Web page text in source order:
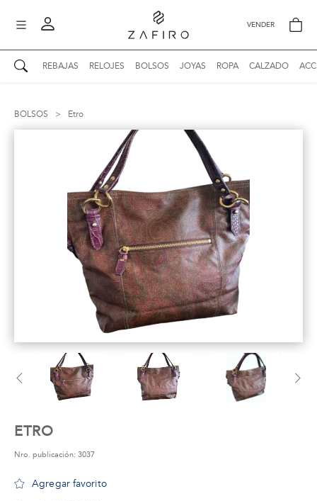
VENDER
REBAJAS RELOJES BOLSOS JOYAS ROPA CALZADO
Mis mensajes
Compras
Cerrar sesión
BOLSOS > Etro
ETRO
Nro. publicación: 3037
Agregar favorito